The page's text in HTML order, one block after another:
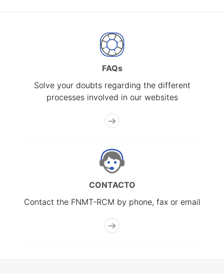
FAQs
Solve your doubts regarding the different
processes involved in our websites
CONTACTO
Contact the FNMT-RCM by phone, fax or email